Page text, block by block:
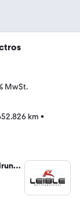
MwSt.
km •